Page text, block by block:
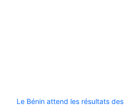
Le Bénin attend les résultats des